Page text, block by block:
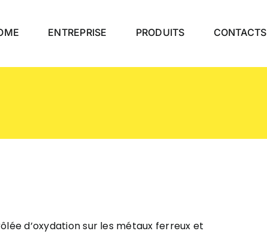
ENTREPRISE PRODUITS CONTACTS
d’oxydation sur les métaux ferreux et